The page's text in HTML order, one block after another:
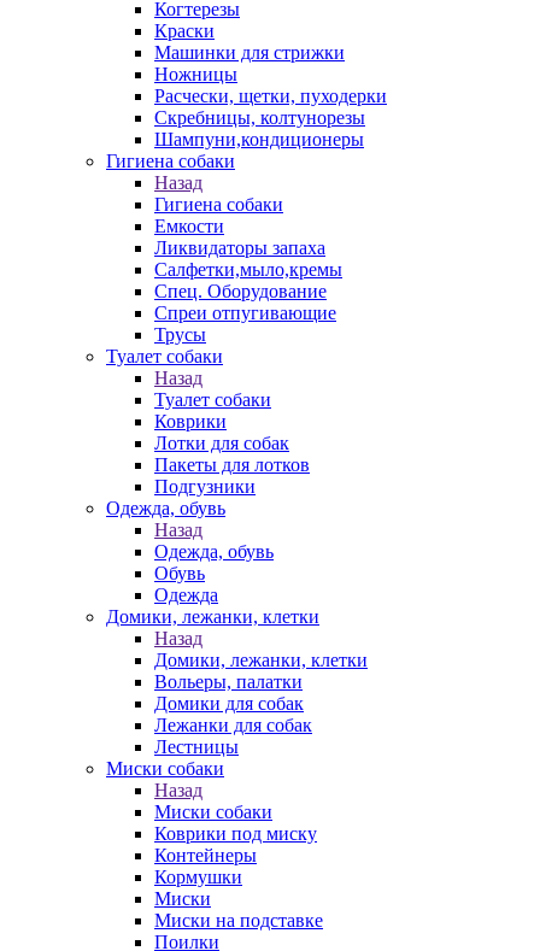
Когтерезы
Краски
Машинки для стрижки
Ножницы
Расчески, щетки, пуходерки
Скребницы, колтунорезы
Шампуни,кондиционеры
Гигиена собаки
Назад
Гигиена собаки
Емкости
Ликвидаторы запаха
Салфетки,мыло,кремы
Спец. Оборудование
Спреи отпугивающие
Трусы
Туалет собаки
Назад
Туалет собаки
Коврики
Лотки для собак
Пакеты для лотков
Подгузники
Одежда, обувь
Назад
Одежда, обувь
Обувь
Одежда
Домики, лежанки, клетки
Назад
Домики, лежанки, клетки
Вольеры, палатки
Домики для собак
Лежанки для собак
Лестницы
Миски собаки
Назад
Миски собаки
Коврики под миску
Контейнеры
Кормушки
Миски
Миски на подставке
Поилки